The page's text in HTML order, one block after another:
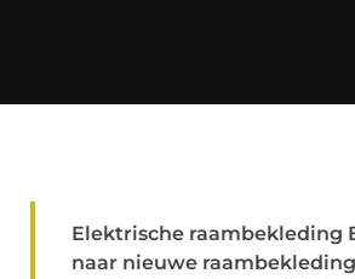
Elektrische raambekleding
naar nieuwe